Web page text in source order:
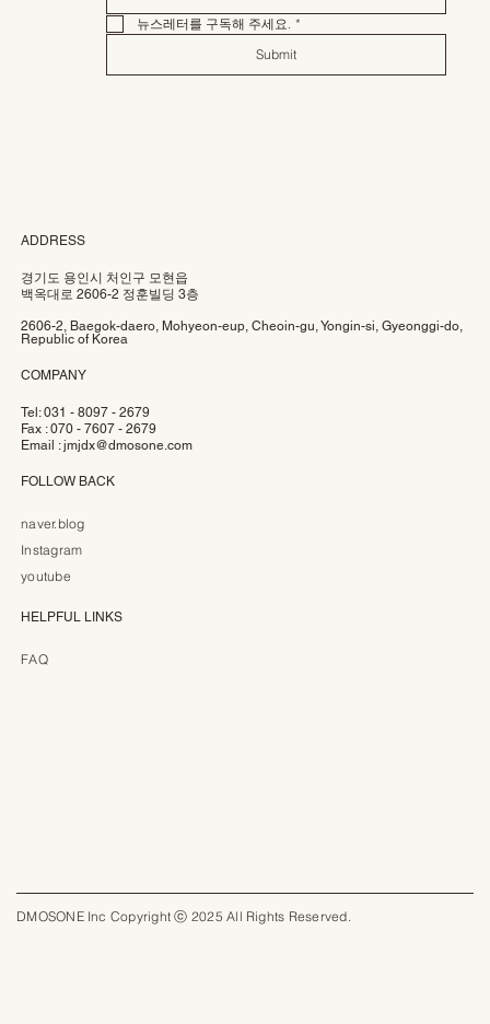
뉴스레터를 구독해 주세요. *
Submit
ADDRESS
경기도 용인시 처인구 모현읍
백옥대로 2606-2 정훈빌딩 3층
2606-2, Baegok-daero, Mohyeon-eup, Cheoin-gu, Yongin-si, Gyeonggi-do,
Republic of Korea
COMPANY
Tel: 031 - 8097 - 2679
Fax : 070 - 7607 - 2679
Email :jmjdx@dmosone.com
FOLLOW BACK
naver.blog
Instagram
youtube
HELPFUL LINKS
FAQ
DMOSONE Inc Copyright ⓒ 2025 All Rights Reserved.​